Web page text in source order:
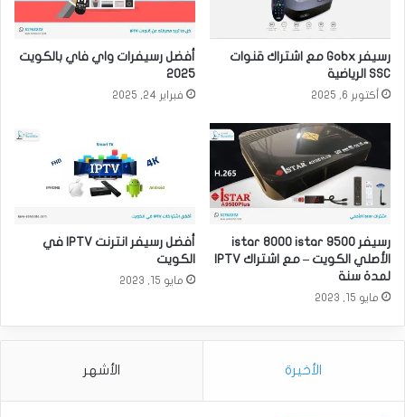
رسيفر Gobx مع اشتراك قنوات
SSC الرياضية
أكتوبر 6, 2025
أفضل رسيفرات واي فاي بالكويت
2025
فبراير 24, 2025
رسيفر istar 8000 istar 9500
الأصلي الكويت – مع اشتراك IPTV
لمدة سنة
مايو 15, 2023
أفضل رسيفر انترنت IPTV في
الكويت
مايو 15, 2023
الأخيرة الأشهر